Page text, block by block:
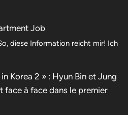
Job
diese Information reicht mir! Ich
Korea 2 » : Hyun Bin et Jung
face à face dans le premier